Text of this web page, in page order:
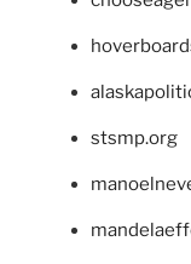
stsmp.org